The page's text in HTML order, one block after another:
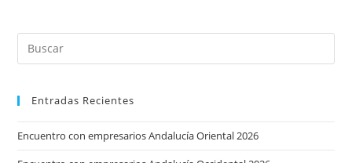
Entradas Recientes
Encuentro con empresarios Andalucía Oriental 2026